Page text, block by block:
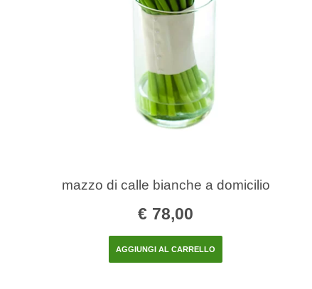
mazzo di calle bianche a domicilio
€ 78,00
AGGIUNGI AL CARRELLO